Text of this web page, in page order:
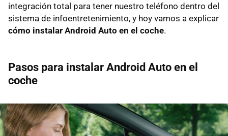
integración total para tener nuestro teléfono dentro del
sistema de infoentretenimiento, y hoy vamos a explicar
cómo instalar Android Auto en el coche.
Pasos para instalar Android Auto en el
coche